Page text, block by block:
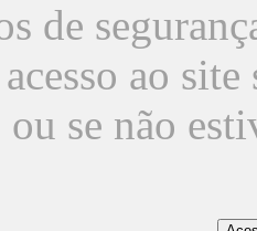
de
ao
ou se não